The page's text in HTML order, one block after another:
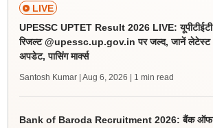
LIVE
UPESSC UPTET Result 2026 LIVE: यूपीटीईटी
रिजल्ट @upessc.up.gov.in पर जल्द, जानें लेटेस्ट
अपडेट, पासिंग मार्क्स
Santosh Kumar | Aug 6, 2026 | 1 min read
Bank of Baroda Recruitment 2026: बैंक ऑफ